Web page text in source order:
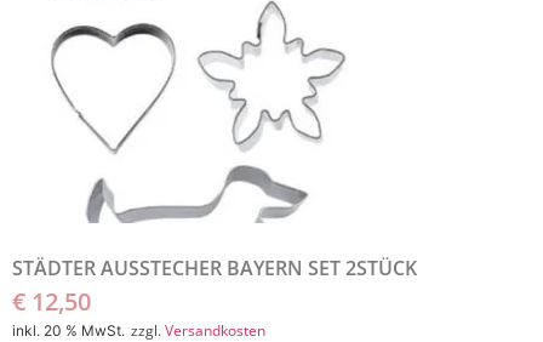
STÄDTER AUSSTECHER BAYERN SET 2STÜCK
€ 12,50
inkl. 20 % MwSt. zzgl.Versandkosten